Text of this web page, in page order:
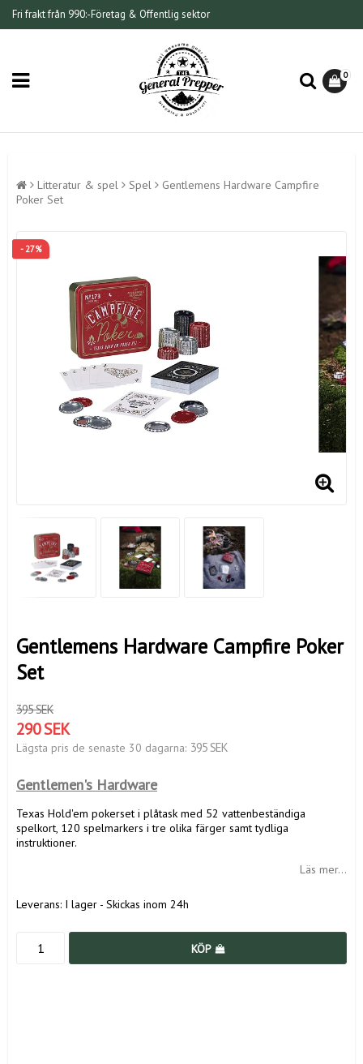
Fri frakt från 990:-Företag & Offentlig sektor
0
Litteratur & spel Spel
Gentlemens Hardware Campfire
Poker Set
- 27%
Gentlemens Hardware Campfire Poker
Set
395 SEK
290 SEK
Lägsta pris de senaste 30 dagarna 395 SEK
Gentlemen's Hardware
Texas Hold'em pokerset i plåtask med 52 vattenbeständiga
spelkort, 120 spelmarkers i tre olika färger samt tydliga
instruktioner.
Läs mer...
Leverans: I lager - Skickas inom 24h
KÖP